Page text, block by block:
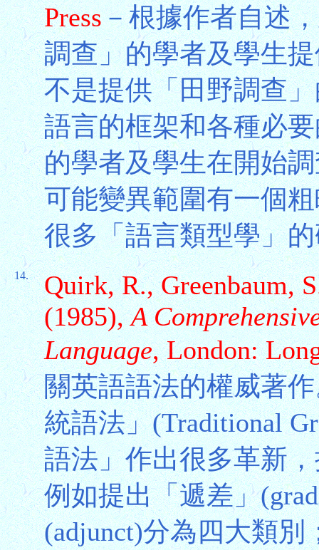
Press－根據作者自述
調查」的學者及學生
不是提供「田野調查
語言的框架和各種必
的學者及學生在開始
可能變異範圍有一個
很多「語言類型學」
14.
Quirk, R., Greenbaum,
(1985),A
Language, London:
關英語語法的權威著
統語法」(Traditional
語法」作出很多革新
例如提出「遞差」
(adjunct)分為四大類